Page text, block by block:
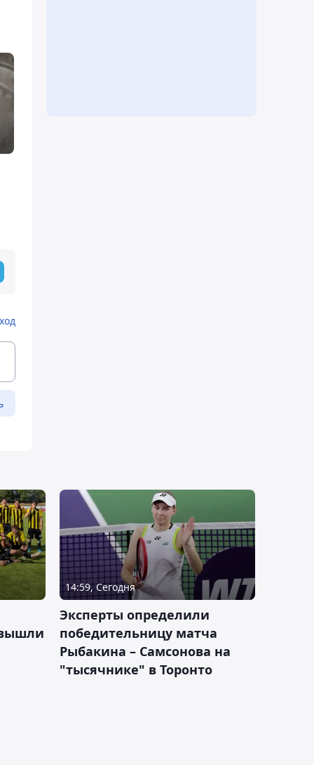
14:59, Сегодня
Эксперты определили
победительницу матча
Рыбакина – Самсонова на
"тысячнике" в Торонто